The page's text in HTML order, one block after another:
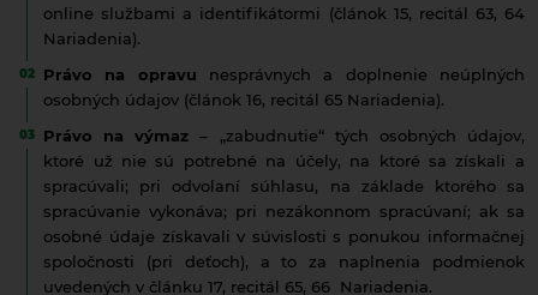
online službami a identifikátormi (článok 15, recitál 63, 64
Nariadenia).
Právo na opravu nesprávnych a doplnenie neúplných
osobných údajov (článok 16, recitál 65 Nariadenia).
Právo na výmaz – „zabudnutie“ tých osobných údajov,
ktoré už nie sú potrebné na účely, na ktoré sa získali a
spracúvali; pri odvolaní súhlasu, na základe ktorého sa
spracúvanie vykonáva; pri nezákonnom spracúvaní; ak sa
osobné údaje získavali v súvislosti s ponukou informačnej
spoločnosti (pri deťoch), a to za naplnenia podmienok
uvedených v článku 17, recitál 65, 66 Nariadenia.